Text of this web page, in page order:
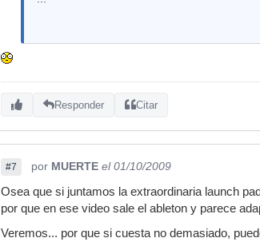
Responder Citar
#7 por MUERTE el 01/10/2009
Osea que si juntamos la extraordinaria launch
por que en ese video sale el ableton y parece
Veremos... por que si cuesta no demasiado,